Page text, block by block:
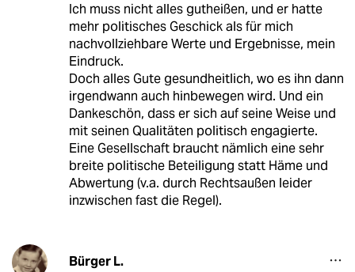
Ich muss nicht alles gutheißen, und er hatte
mehr politisches Geschick als für mich
nachvollziehbare Werte und Ergebnisse, mein
Eindruck.
Doch alles Gute gesundheitlich, wo es ihn dann
irgendwann auch hinbewegen wird. Und ein
Dankeschön, dass er sich auf seine Weise und
mit seinen Qualitäten politisch engagierte.
Eine Gesellschaft braucht nämlich eine sehr
breite politische Beteiligung statt Häme und
Abwertung (v.a. durch Rechtsaußen leider
inzwischen fast die Regel).
Bürger L.